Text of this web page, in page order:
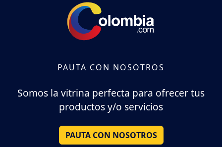
PAUTA CON NOSOTROS
Somos la vitrina perfecta para ofrecer tus
productos y/o servicios
PAUTA CON NOSOTROS